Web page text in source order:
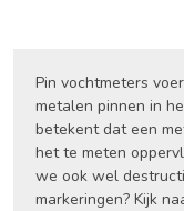
Pin vochtmeters
metalen pinnen in
betekent dat een
het te meten
we ook wel
markeringen? Kijk